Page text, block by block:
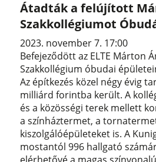
Átadták a felújított
Szakkollégiumot
2023. november 7. 17:00
Befejeződött az ELTE Márton
Szakkollégium óbudai
Az építkezés közel négy évig
milliárd forintba került. A
és a közösségi terek mellett
a színháztermet, a
kiszolgálóépületeket is. A
mostantól 996 hallgató